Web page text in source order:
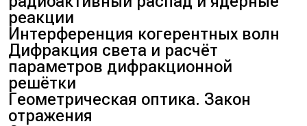
реакции
Интерференция когерентных волн
Дифракция света и расчёт
параметров дифракционной
решётки
Геометрическая оптика. Закон
отражения